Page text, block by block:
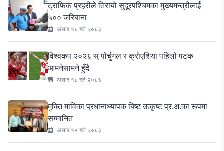
ट्राफिक प्रहरीले तिरायो सुदूरपश्चिमका मुख्यमन्त्रीलाई
५०० जरिबाना
असार १८ गते २०८३
विश्वकप २०२६ स् पोर्चुगल र क्रोएशिया पहिलो पटक
आमनेसामने हुँदै
असार १८ गते २०८३
मुक्ति माविका प्रधानाध्यापक बिष्ट उत्कृष्ट प्र.अ.का रूपमा
सम्मानित
असार १५ गते २०८३